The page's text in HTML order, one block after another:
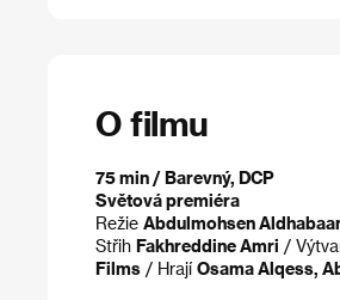
O filmu
75 min / Barevný, DCP
Světová premiéra
Režie Abdulmohsen
Střih Fakhreddine Amri /
Films / Hrají Osama Alqess,